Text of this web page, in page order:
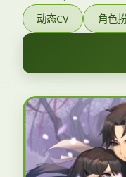
动态CV 角色